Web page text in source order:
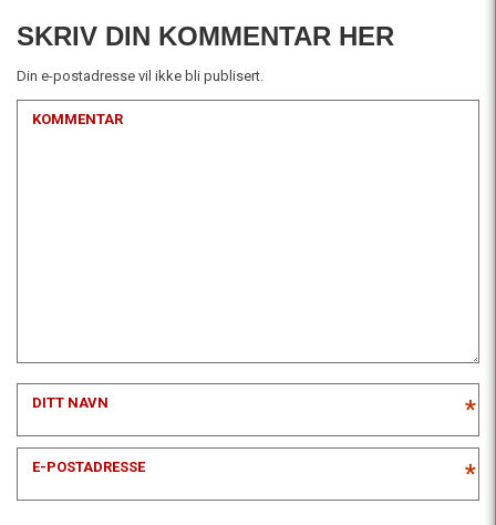
SKRIV DIN KOMMENTAR HER
Din e-postadresse vil ikke bli publisert.
KOMMENTAR
DITT NAVN *
E-POSTADRESSE *